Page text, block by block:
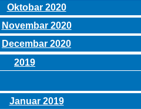
Oktobar 2020
Novembar 2020
Decembar 2020
2019
Januar 2019